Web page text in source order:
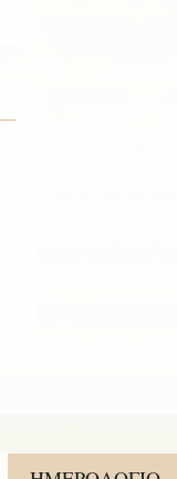
Previous
Previous
NextNext